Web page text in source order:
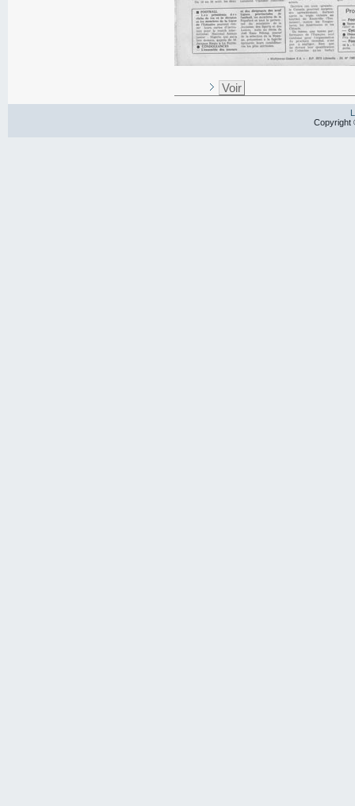
Voir
Copyright